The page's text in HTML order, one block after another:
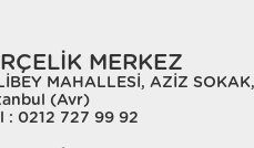
MERKEZ
MAHALLESİ, AZİZ
(Avr)
: 0212 727 99 92